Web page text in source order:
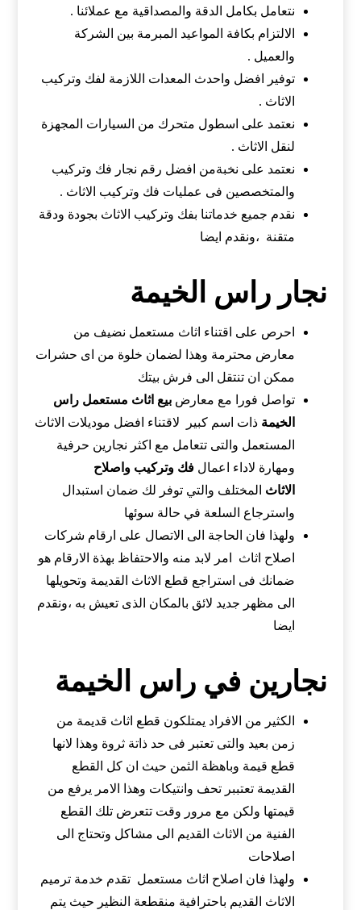
نتعامل بكامل الدقة والمصداقية مع عملائنا .
الالتزام بكافة المواعيد المبرمة بين الشركة
والعميل .
توفير افضل واحدث المعدات اللازمة لفك وتركيب
الاثاث .
نعتمد على اسطول متحرك من السيارات المجهزة
لنقل الاثاث .
نعتمد على نخبةمن افضل رقم نجار فك وتركيب
والمتخصصين فى عمليات فك وتركيب الاثاث .
نقدم جميع خدماتنا بفك وتركيب الاثاث بجودة ودقة
متقنة ،ونقدم ايضا
نجار راس الخيمة
احرص على اقتناء اثاث مستعمل نضيف من
معارض محترمة وهذا لضمان خلوة من اى حشرات
ممكن ان تنتقل الى فرش بيتك
تواصل فورا مع معارضبيع اثاث مستعمل راس
الخيمة ذات اسم كبير لاقتناء افضل موديلات الاثاث
المستعمل والتى تتعامل مع اكثر نجارين حرفية
ومهارة لاداء اعمال فك وتركيب واصلاح
الاثاث المختلف والتي توفر لك ضمان استبدال
واسترجاع السلعة في حالة سوئها
ولهذا فان الحاجة الى الاتصال على ارقام شركات
اصلاح اثاث امر لابد منه والاحتفاظ بهذة الارقام هو
ضمانك فى استراجع قطع الاثاث القديمة وتحويلها
الى مظهر جديد لائق بالمكان الذى تعيش به ،ونقدم
ايضا
نجارين في راس الخيمة
الكثير من الافراد يمتلكون قطع اثاث قديمة من
زمن بعيد والتى تعتبر فى حد ذاتة ثروة وهذا لانها
قطع قيمة وباهظة الثمن حيث ان كل القطع
القديمة تعتببر تحف وانتيكات وهذا الامر يرفع من
قيمتها ولكن مع مرور وقت تتعرض تلك القطع
الفنية من الاثاث القديم الى مشاكل وتحتاج الى
اصلاحات
ولهذا فان اصلاح اثاث مستعمل تقدم خدمة ترميم
الاثاث القديم باحترافية منقطعة النظير حيث يتم